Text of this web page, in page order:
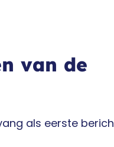
van de
als eerste